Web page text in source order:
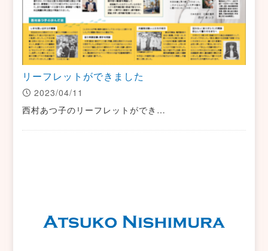
リーフレットができました
2023/04/11
西村あつ子のリーフレットができ…